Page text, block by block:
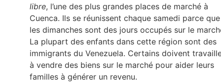
libre, l’une des plus grandes places de marché à
Cuenca. Ils se réunissent chaque samedi parce que
les dimanches sont des jours occupés sur le
La plupart des enfants dans cette région sont des
immigrants du Venezuela. Certains doivent
à vendre des biens sur le marché pour aider leurs
familles à générer un revenu.